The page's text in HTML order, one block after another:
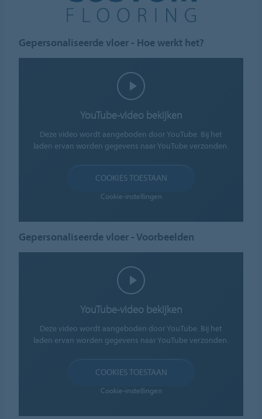
Gepersonaliseerde vloer - Hoe werkt het?
YouTube-video bekijken
Deze video wordt aangeboden door YouTube. Bij het
laden ervan worden gegevens naar YouTube verzonden.
COOKIES TOESTAAN
Cookie-instellingen
Gepersonaliseerde vloer - Voorbeelden
YouTube-video bekijken
Deze video wordt aangeboden door YouTube. Bij het
laden ervan worden gegevens naar YouTube verzonden.
COOKIES TOESTAAN
Cookie-instellingen